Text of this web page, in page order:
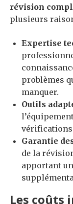
révision
plusieurs
Expertise
problèmes
manquer.
Outils
vérifications
Garantie
de la
apportant
Les coûts